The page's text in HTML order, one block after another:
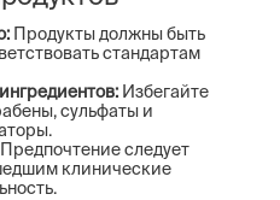
Продукты должны быть
стандартам
Избегайте
сульфаты и
Предпочтение следует
клинические